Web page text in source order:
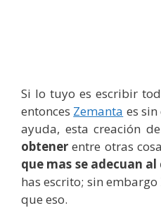
Si lo tuyo es escribir
entonces Zemanta es
ayuda, esta creación
obtener entre otras
que mas se adecuan
has escrito; sin
que eso.